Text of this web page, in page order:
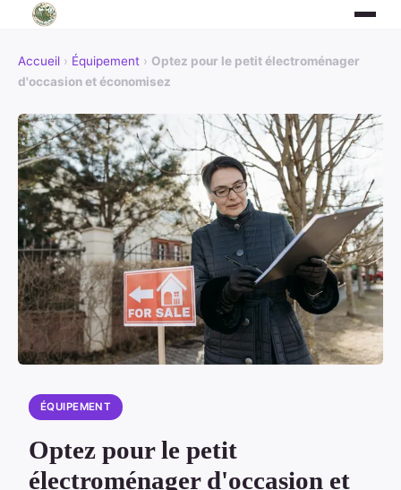
Accueil › Équipement › Optez pour le petit électroménager
d'occasion et économisez
ÉQUIPEMENT
Optez pour le petit
électroménager d'occasion et